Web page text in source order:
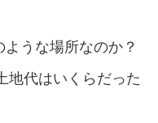
うな場所なのか？
地代はいくらだった